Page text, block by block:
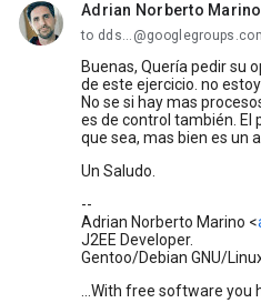
Adrian Norberto Marino
unread,
to
Buenas, Quería pedir su
de este ejercicio. no
No se si hay mas
es de control también. El
que sea, mas bien es un
Un Saludo.
--
Adrian Norberto Marino <
J2EE Developer.
Gentoo/Debian GNU/
...With free software you